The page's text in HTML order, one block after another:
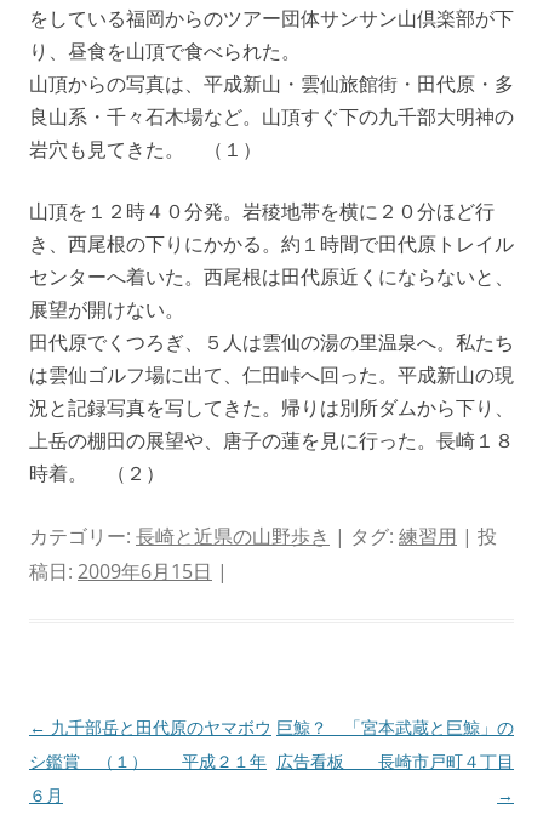
をしている福岡からのツアー団体サンサン山倶楽部が下
り、昼食を山頂で食べられた。
山頂からの写真は、平成新山・雲仙旅館街・田代原・多
良山系・千々石木場など。山頂すぐ下の九千部大明神の
岩穴も見てきた。 （１）
山頂を１２時４０分発。岩稜地帯を横に２０分ほど行
き、西尾根の下りにかかる。約１時間で田代原トレイル
センターへ着いた。西尾根は田代原近くにならないと、
展望が開けない。
田代原でくつろぎ、５人は雲仙の湯の里温泉へ。私たち
は雲仙ゴルフ場に出て、仁田峠へ回った。平成新山の現
況と記録写真を写してきた。帰りは別所ダムから下り、
上岳の棚田の展望や、唐子の蓮を見に行った。長崎１８
時着。 （２）
カテゴリー: 長崎と近県の山野歩き | タグ: 練習用 | 投
稿日: 2009年6月15日 |
投
稿
ナ
← 九千部岳と田代原のヤマボウ
シ鑑賞 （１） 平成２１年
６月
巨鯨？ 「宮本武蔵と巨鯨」の
広告看板 長崎市戸町４丁目
→